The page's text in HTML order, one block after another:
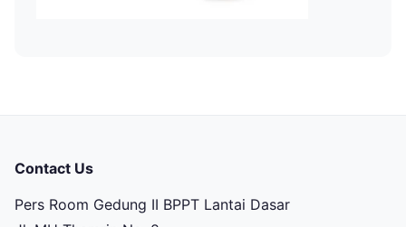
Contact Us
Pers Room Gedung II BPPT Lantai Dasar